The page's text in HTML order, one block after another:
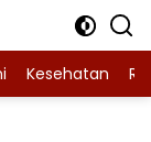
Kesehatan